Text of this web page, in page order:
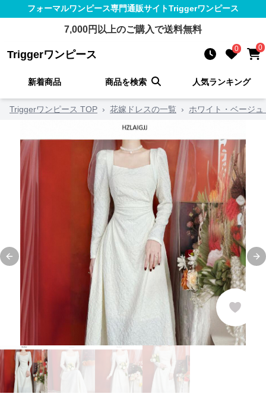
フォーマルワンピース専門通販サイトTriggerワンピース
7,000円以上のご購入で送料無料
Triggerワンピース 0 0
新着商品 商品を検索 人気ランキング
Triggerワンピース TOP › 花嫁ドレスの一覧 › ホワイト・ベージ
Previous slide